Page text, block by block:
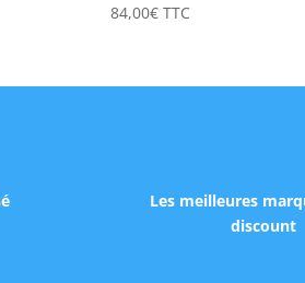
84,00€ TTC
Les meilleures
discount